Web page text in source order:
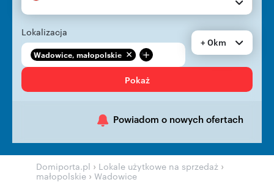
Lokalizacja
Wadowice, małopolskie +
+ 0km
Pokaż
Powiadom o nowych ofertach
Domiporta.pl › Lokale użytkowe na sprzedaż ›
małopolskie › Wadowice